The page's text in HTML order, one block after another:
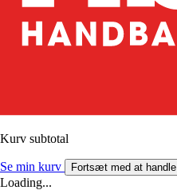
Kurv subtotal
Se min kurv Fortsæt med at handle
Loading...